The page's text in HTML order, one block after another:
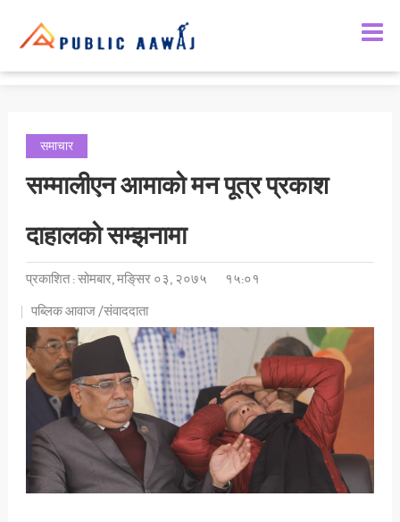
समाचार
सम्मालीएन आमाको मन पूत्र प्रकाश
दाहालको सम्झनामा
प्रकाशित : सोमबार, मङि्सर ०३, २०७५
१५:०१
पब्लिक आवाज /संवाददाता